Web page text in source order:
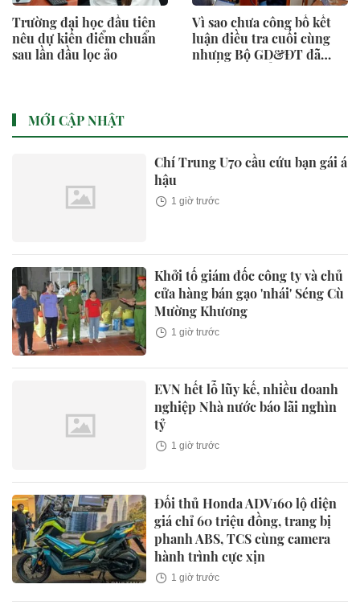
Trường đại học đầu tiên
nêu dự kiến điểm chuẩn
sau lần đầu lọc ảo
Vì sao chưa công bố kết
luận điều tra cuối cùng
nhưng Bộ GD&ĐT đã
MỚI CẬP NHẬT
Chí Trung U70 cầu cứu bạn gái á
hậu
1 giờ trước
Khởi tố giám đốc công ty và chủ
cửa hàng bán gạo 'nhái' Séng Cù
Mường Khương
1 giờ trước
EVN hết lỗ lũy kế, nhiều doanh
nghiệp Nhà nước báo lãi nghìn
tỷ
1 giờ trước
Đối thủ Honda ADV160 lộ diện
giá chỉ 60 triệu đồng, trang bị
phanh ABS, TCS cùng camera
hành trình cực xịn
1 giờ trước